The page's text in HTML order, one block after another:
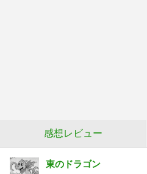
感想レビュー
東のドラゴン